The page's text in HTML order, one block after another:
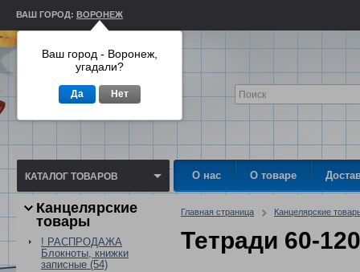
ВАШ ГОРОД: ВОРОНЕЖ
КАТАЛОГ ТОВАРОВ О нас О товаре
Канцелярские
товары
! РАСПРОДАЖА
Блокноты, книжки
записные (54)
Главная страница Канцелярские
Тетради 60-
Ваш город - Воронеж,
угадали?
Да Нет